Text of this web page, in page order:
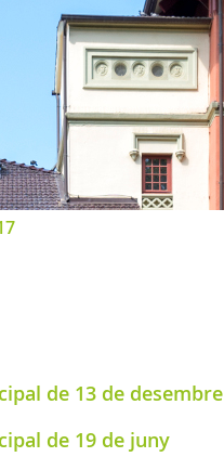
de 13 de desembre
de 19 de juny